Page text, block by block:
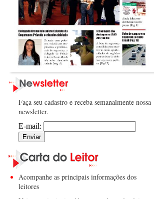
Faça seu cadastro e receba semanalmente nossa
newsletter.
E-mail:
Acompanhe as principais informações dos
leitores